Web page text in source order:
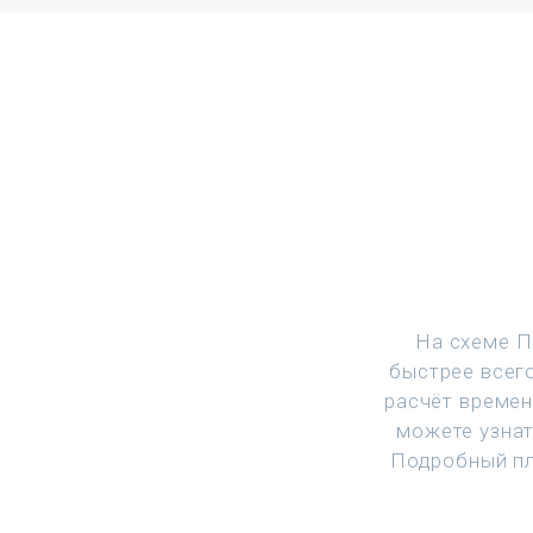
На схеме
быстрее
расчёт
можете
Подробный